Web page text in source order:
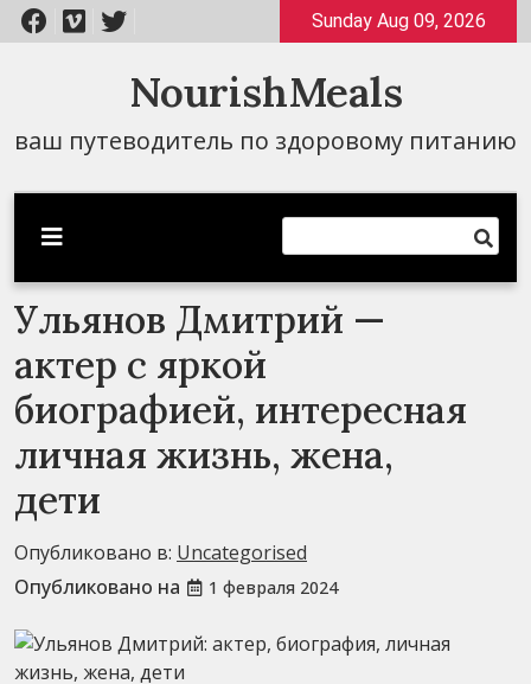
Перейти
к
Sunday Aug 09, 2026
NourishMeals
ваш путеводитель по здоровому питанию
Ульянов Дмитрий —
актер с яркой
биографией, интересная
личная жизнь, жена,
дети
Опубликовано в: Uncategorised
Опубликовано на
1 февраля 2024